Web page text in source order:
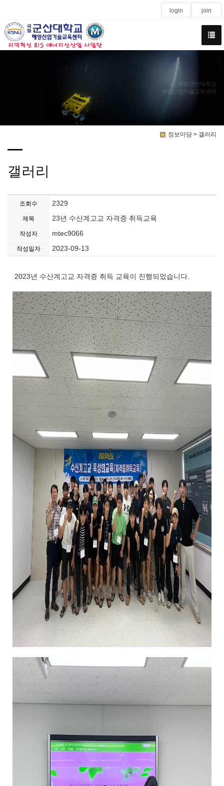
login join
국립군산대학교
해양산업기술교육센터
정보마당 > 갤러리
갤러리
조회수 2329
제목 23년 수산계고교 자격증 취득교육
작성자 mtec9066
작성일자 2023-09-13
2023년 수산계고교 자격증 취득 교육이 진행되었습니다.